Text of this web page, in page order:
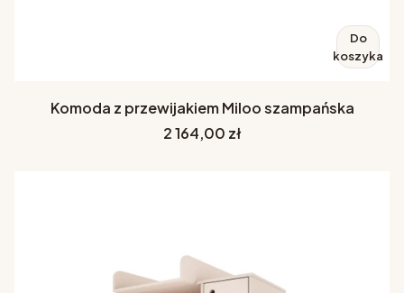
Do
koszyka
Komoda z przewijakiem Miloo szampańska
Cena
2 164,00 zł